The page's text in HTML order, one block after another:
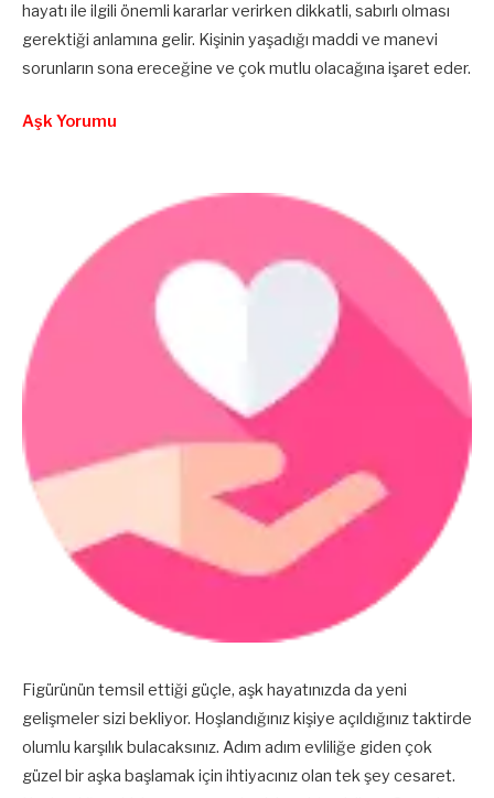
hayatı ile ilgili önemli kararlar verirken dikkatli, sabırlı olması
gerektiği anlamına gelir. Kişinin yaşadığı maddi ve manevi
sorunların sona ereceğine ve çok mutlu olacağına işaret eder.
Aşk Yorumu
Figürünün temsil ettiği güçle, aşk hayatınızda da yeni
gelişmeler sizi bekliyor. Hoşlandığınız kişiye açıldığınız taktirde
olumlu karşılık bulacaksınız. Adım adım evliliğe giden çok
güzel bir aşka başlamak için ihtiyacınız olan tek şey cesaret.